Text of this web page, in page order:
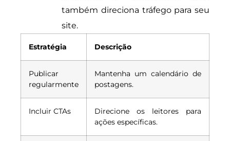
também direciona tráfego para seu
site.
Estratégia Descrição
Publicar
regularmente
Mantenha um calendário de
postagens.
Incluir CTAs
Direcione os leitores para
ações específicas.